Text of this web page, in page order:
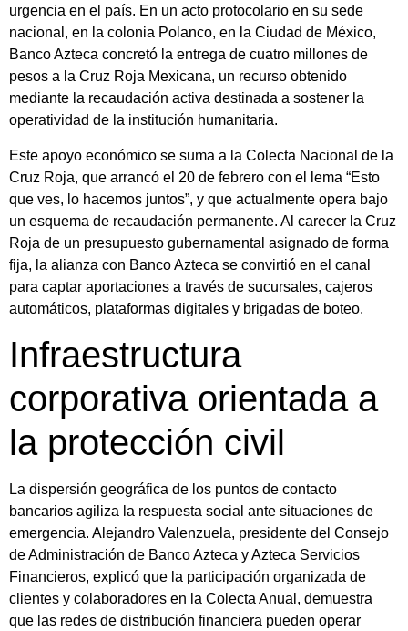
urgencia en el país. En un acto protocolario en su sede
nacional, en la colonia Polanco, en la Ciudad de México,
Banco Azteca concretó la entrega de cuatro millones de
pesos a la Cruz Roja Mexicana, un recurso obtenido
mediante la recaudación activa destinada a sostener la
operatividad de la institución humanitaria.
Este apoyo económico se suma a la Colecta Nacional de la
Cruz Roja, que arrancó el 20 de febrero con el lema “Esto
que ves, lo hacemos juntos”, y que actualmente opera bajo
un esquema de recaudación permanente. Al carecer la Cruz
Roja de un presupuesto gubernamental asignado de forma
fija, la alianza con Banco Azteca se convirtió en el canal
para captar aportaciones a través de sucursales, cajeros
automáticos, plataformas digitales y brigadas de boteo.
Infraestructura
corporativa orientada a
la protección civil
La dispersión geográfica de los puntos de contacto
bancarios agiliza la respuesta social ante situaciones de
emergencia. Alejandro Valenzuela, presidente del Consejo
de Administración de Banco Azteca y Azteca Servicios
Financieros, explicó que la participación organizada de
clientes y colaboradores en la Colecta Anual, demuestra
que las redes de distribución financiera pueden operar